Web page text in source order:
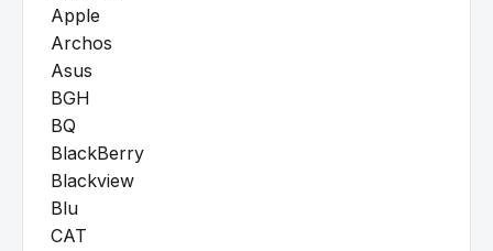
Apple
Archos
Asus
BGH
BQ
BlackBerry
Blackview
Blu
CAT